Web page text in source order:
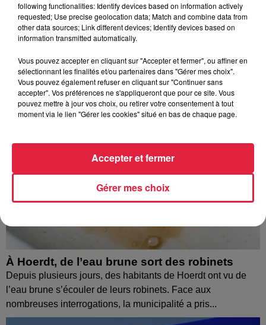
À découvrir également
À Hoerdt, de l’eau brune sort des robinets
Depuis plusieurs jours, des habitants de Hoerdt ont vu de
l’eau brune s’écouler de leurs robinets. Face aux
nombreuses interrogations, la municipalité a pris...
following functionalities: Identify devices based on information actively
requested; Use precise geolocation data; Match and combine data from
other data sources; Link different devices; Identify devices based on
information transmitted automatically.
Vous pouvez accepter en cliquant sur "Accepter et fermer", ou affiner en
sélectionnant les finalités et/ou partenaires dans "Gérer mes choix".
Vous pouvez également refuser en cliquant sur "Continuer sans
accepter". Vos préférences ne s'appliqueront que pour ce site. Vous
pouvez mettre à jour vos choix, ou retirer votre consentement à tout
moment via le lien "Gérer les cookies" situé en bas de chaque page.
Gérer mes choix
Accepter et fermer